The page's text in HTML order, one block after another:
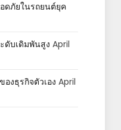
ดภัยในรถยนต์ยุค
ดับเดิมพันสูง April
งธุรกิจตัวเอง April